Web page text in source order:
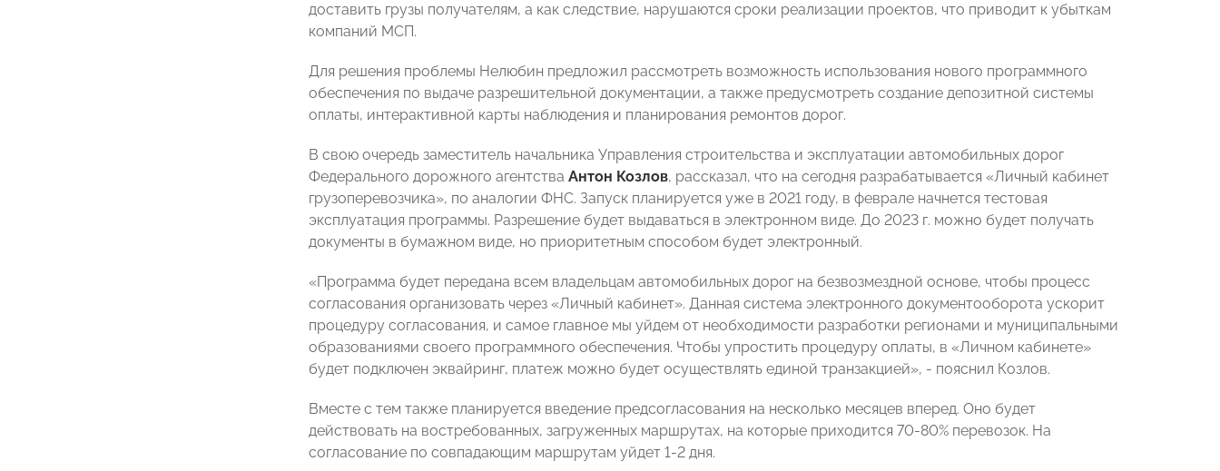
доставить грузы получателям, а как следствие, нарушаются сроки реализации проектов, что приводит к убыткам
компаний МСП.
Для решения проблемы Нелюбин предложил рассмотреть возможность использования нового программного
обеспечения по выдаче разрешительной документации, а также предусмотреть создание депозитной системы
оплаты, интерактивной карты наблюдения и планирования ремонтов дорог.
В свою очередь заместитель начальника Управления строительства и эксплуатации автомобильных дорог
Федерального дорожного агентства Антон Козлов, рассказал, что на сегодня разрабатывается «Личный кабинет
грузоперевозчика», по аналогии ФНС. Запуск планируется уже в 2021 году, в феврале начнется тестовая
эксплуатация программы. Разрешение будет выдаваться в электронном виде. До 2023 г. можно будет получать
документы в бумажном виде, но приоритетным способом будет электронный.
«Программа будет передана всем владельцам автомобильных дорог на безвозмездной основе, чтобы процесс
согласования организовать через «Личный кабинет». Данная система электронного документооборота ускорит
процедуру согласования, и самое главное мы уйдем от необходимости разработки регионами и муниципальными
образованиями своего программного обеспечения. Чтобы упростить процедуру оплаты, в «Личном кабинете»
будет подключен эквайринг, платеж можно будет осуществлять единой транзакцией», - пояснил Козлов.
Вместе с тем также планируется введение предсогласования на несколько месяцев вперед. Оно будет
действовать на востребованных, загруженных маршрутах, на которые приходится 70-80% перевозок. На
согласование по совпадающим маршрутам уйдет 1-2 дня.